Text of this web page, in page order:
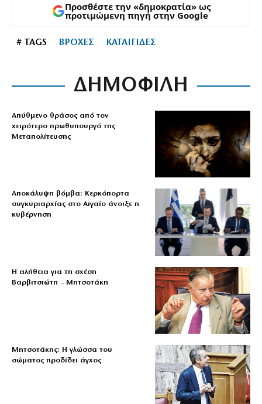
Προσθέστε την «δημοκρατία» ως
προτιμώμενη πηγή στην Google
# TAGS ΒΡΟΧΕΣ ΚΑΤΑΙΓΙΔΕΣ
ΔΗΜΟΦΙΛΗ
Απύθμενο θράσος από τον
χειρότερο πρωθυπουργό της
Μεταπολίτευσης
Αποκάλυψη βόμβα: Κερκόπορτα
συγκυριαρχίας στο Αιγαίο άνοιξε η
κυβέρνηση
Η αλήθεια για τη σχέση
Βαρβιτσιώτη – Μητσοτάκη
Μητσοτάκης: Η γλώσσα του
σώματος προδίδει άγχος